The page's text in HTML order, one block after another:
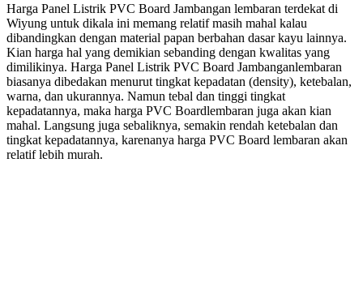
Harga Panel Listrik PVC Board Jambangan lembaran terdekat di
Wiyung untuk dikala ini memang relatif masih mahal kalau
dibandingkan dengan material papan berbahan dasar kayu lainnya.
Kian harga hal yang demikian sebanding dengan kwalitas yang
dimilikinya. Harga Panel Listrik PVC Board Jambanganlembaran
biasanya dibedakan menurut tingkat kepadatan (density), ketebalan,
warna, dan ukurannya. Namun tebal dan tinggi tingkat
kepadatannya, maka harga PVC Boardlembaran juga akan kian
mahal. Langsung juga sebaliknya, semakin rendah ketebalan dan
tingkat kepadatannya, karenanya harga PVC Board lembaran akan
relatif lebih murah.